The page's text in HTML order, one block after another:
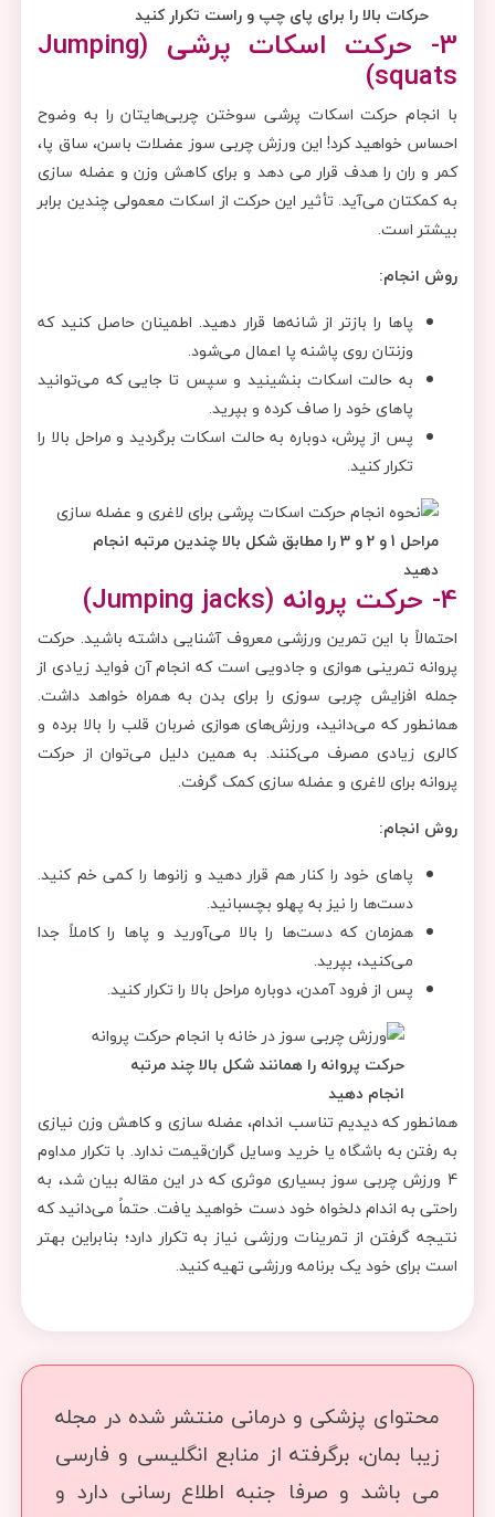
حرکات بالا را برای پای چپ و راست تکرار کنید
3- حرکت اسکات پرشی ( Jumping
squats
)
با انجام حرکت اسکات پرشی سوختن چربی‌هایتان را به وضوح
احساس خواهید کرد! این ورزش چربی سوز عضلات باسن، ساق پا،
کمر و ران را هدف قرار می دهد و برای کاهش وزن و عضله سازی
به کمکتان می‌آید. تأثیر این حرکت از اسکات معمولی چندین برابر
بیشتر است.
روش انجام:
پاها را بازتر از شانه‌ها قرار دهید. اطمینان حاصل کنید که
وزنتان روی پاشنه پا اعمال می‌شود.
به حالت اسکات بنشینید و سپس تا جایی که می‌توانید
پاهای خود را صاف کرده و بپرید.
پس از پرش، دوباره به حالت اسکات برگردید و مراحل بالا را
تکرار کنید.
مراحل 1 و 2 و 3 را مطابق شکل بالا چندین مرتبه انجام
دهید
4- حرکت پروانه ( Jumping jacks
)
احتمالاً با این تمرین ورزشی معروف آشنایی داشته باشید. حرکت
پروانه تمرینی هوازی و جادویی است که انجام آن فواید زیادی از
جمله افزایش چربی سوزی را برای بدن به همراه خواهد داشت.
همانطور که می‌دانید، ورزش‌های هوازی ضربان قلب را بالا برده و
کالری زیادی مصرف می‌کنند. به همین دلیل می‌توان از حرکت
پروانه برای لاغری و عضله سازی کمک گرفت.
روش انجام:
پاهای خود را کنار هم قرار دهید و زانوها را کمی خم کنید.
دست‌ها را نیز به پهلو بچسبانید.
همزمان که دست‌ها را بالا می‌آورید و پاها را کاملاً جدا
می‌کنید، بپرید.
پس از فرود آمدن، دوباره مراحل بالا را تکرار کنید.
حرکت پروانه را همانند شکل بالا چند مرتبه
انجام دهید
همانطور که دیدیم تناسب اندام، عضله سازی و کاهش وزن نیازی
به رفتن به باشگاه یا خرید وسایل گران‌قیمت ندارد. با تکرار مداوم
4 ورزش چربی سوز بسیاری موثری که در این مقاله بیان شد، به
راحتی به اندام دلخواه خود دست خواهید یافت. حتماً می‌دانید که
نتیجه گرفتن از تمرینات ورزشی نیاز به تکرار دارد؛ بنابراین بهتر
است برای خود یک برنامه‌ ورزشی تهیه کنید.
محتوای پزشکی و درمانی منتشر شده در مجله
زیبا بمان، برگرفته از منابع انگلیسی و فارسی
می باشد و صرفا جنبه اطلاع رسانی دارد و